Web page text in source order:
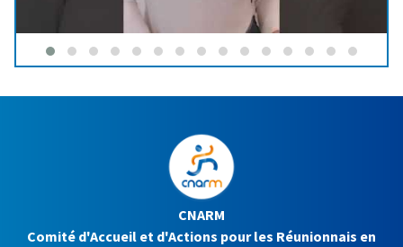
CNARM
Comité d'Accueil et d'Actions pour les Réunionnais en